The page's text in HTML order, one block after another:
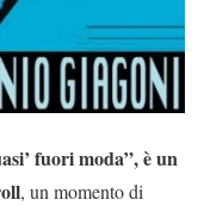
fuori moda”, è un
, un momento di